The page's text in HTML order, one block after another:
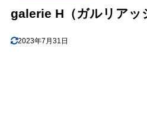
galerie H（ガルリアッ
2023年7月31日